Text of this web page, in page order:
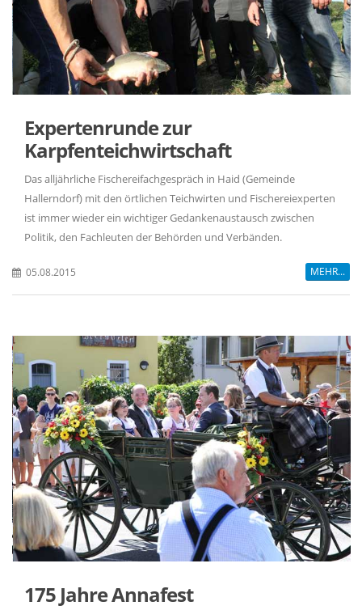
Expertenrunde zur
Karpfenteichwirtschaft
Das alljährliche Fischereifachgespräch in Haid (Gemeinde
Hallerndorf) mit den örtlichen Teichwirten und Fischereiexperten
ist immer wieder ein wichtiger Gedankenaustausch zwischen
Politik, den Fachleuten der Behörden und Verbänden.
05.08.2015 MEHR...
175 Jahre Annafest